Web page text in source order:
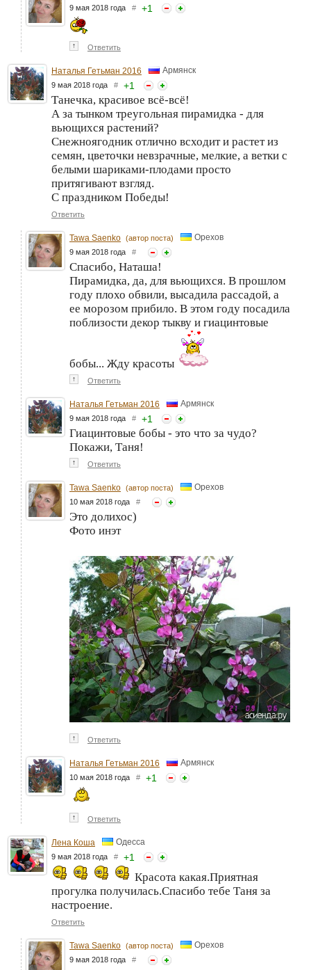
9 мая 2018 года # +1
↑ Ответить
Наталья Гетьман 2016 Армянск
9 мая 2018 года # +1
Танечка, красивое всё-всё!
А за тынком треугольная пирамидка - для
вьющихся растений?
Снежноягодник отлично всходит и растет из
семян, цветочки невзрачные, мелкие, а ветки с
белыми шариками-плодами просто
притягивают взгляд.
С праздником Победы!
Ответить
Tawa Saenko (автор поста) Орехов
9 мая 2018 года #
Спасибо, Наташа!
Пирамидка, да, для вьющихся. В прошлом
году плохо обвили, высадила рассадой, а
ее морозом прибило. В этом году посадила
поблизости декор тыкву и гиацинтовые
бобы... Жду красоты
↑ Ответить
Наталья Гетьман 2016 Армянск
9 мая 2018 года # +1
Гиацинтовые бобы - это что за чудо?
Покажи, Таня!
↑ Ответить
Tawa Saenko (автор поста) Орехов
10 мая 2018 года #
Это долихос)
Фото инэт
↑ Ответить
Наталья Гетьман 2016 Армянск
10 мая 2018 года # +1
↑ Ответить
Лена Коша Одесса
9 мая 2018 года # +1
Красота какая.Приятная
прогулка получилась.Спасибо тебе Таня за
настроение.
Ответить
Tawa Saenko (автор поста) Орехов
9 мая 2018 года #